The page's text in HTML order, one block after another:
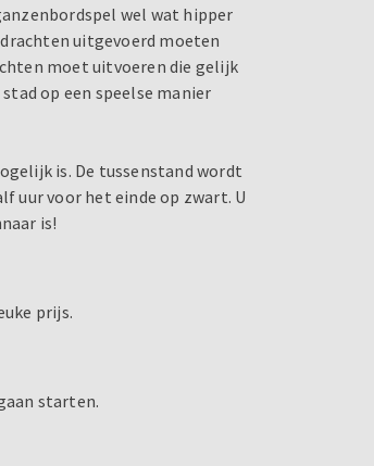
wel wat hipper
uitgevoerd moeten
moet uitvoeren die gelijk
op een speelse manier
is. De tussenstand wordt
uur voor het einde op zwart. U
is!
prijs.
starten.